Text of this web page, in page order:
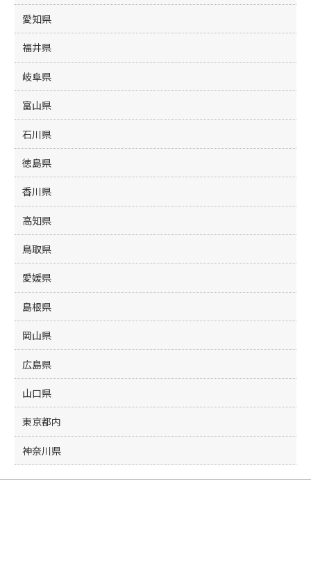
愛知県
福井県
岐阜県
富山県
石川県
徳島県
香川県
高知県
鳥取県
愛媛県
島根県
岡山県
広島県
山口県
東京都内
神奈川県